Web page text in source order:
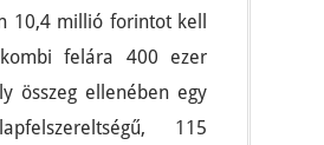
10,4 millió forintot kell
felára 400 ezer
összeg ellenében egy
115